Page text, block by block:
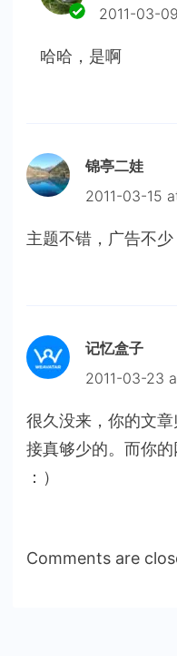
2011-03-
哈哈，是啊
锦亭二娃
2011-03-15
主题不错，广告不
记忆盒子
2011-03-23
很久没来，你的文
接真够少的。而你的
：）
Comments are